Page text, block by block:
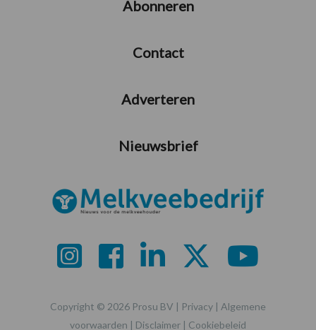
Abonneren
Contact
Adverteren
Nieuwsbrief
Copyright © 2026 Prosu BV | Privacy | Algemene
voorwaarden | Disclaimer | Cookiebeleid